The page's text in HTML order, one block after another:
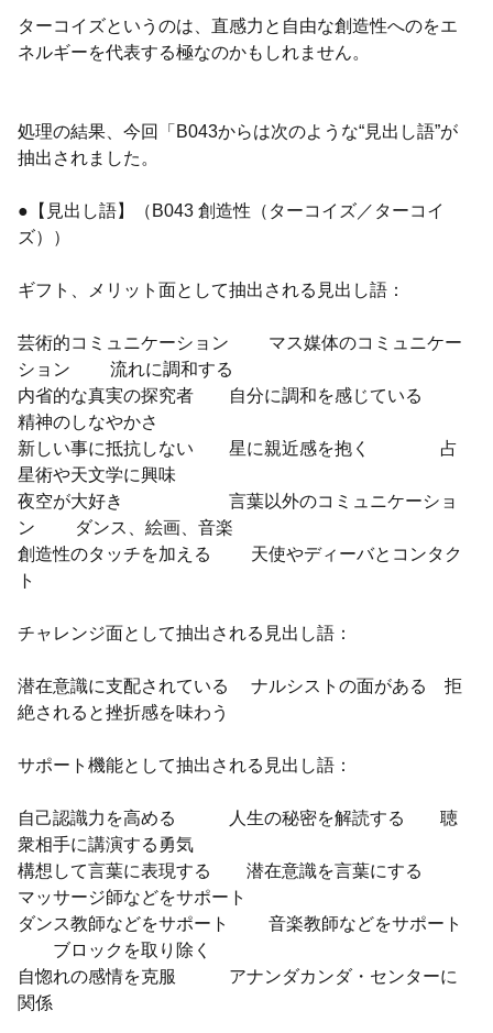
ターコイズというのは、直感力と自由な創造性へのをエ
ネルギーを代表する極なのかもしれません。
処理の結果、今回「B043からは次のような“見出し語”が
抽出されました。
●【見出し語】（B043 創造性（ターコイズ／ターコイ
ズ））
ギフト、メリット面として抽出される見出し語：
芸術的コミュニケーション マス媒体のコミュニケー
ション 流れに調和する
内省的な真実の探究者 自分に調和を感じている
精神のしなやかさ
新しい事に抵抗しない 星に親近感を抱く 占
星術や天文学に興味
夜空が大好き 言葉以外のコミュニケーショ
ン ダンス、絵画、音楽
創造性のタッチを加える 天使やディーバとコンタク
ト
チャレンジ面として抽出される見出し語：
潜在意識に支配されている ナルシストの面がある 拒
絶されると挫折感を味わう
サポート機能として抽出される見出し語：
自己認識力を高める 人生の秘密を解読する 聴
衆相手に講演する勇気
構想して言葉に表現する 潜在意識を言葉にする
マッサージ師などをサポート
ダンス教師などをサポート 音楽教師などをサポート
ブロックを取り除く
自惚れの感情を克服 アナンダカンダ・センターに
関係